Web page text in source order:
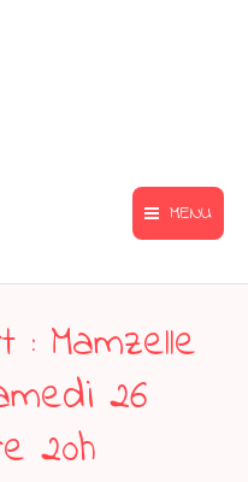
MENU
Mamzelle
26
20h